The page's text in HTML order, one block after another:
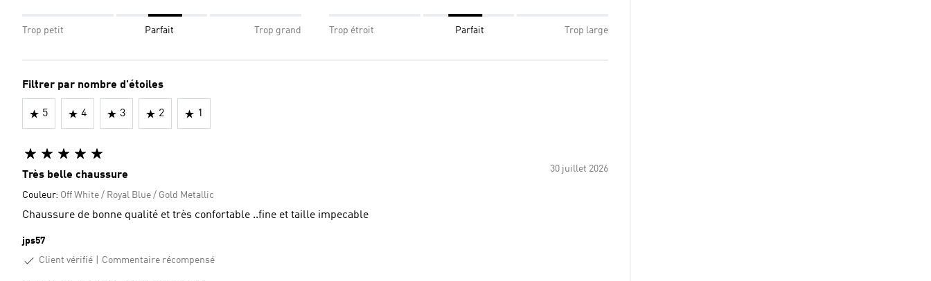
Trop petit Parfait Trop grand Trop étroit Parfait Trop large
Filtrer par nombre d'étoiles
5 4 3 2 1
30 juillet 2026
Très belle chaussure
Couleur: Off White / Royal Blue / Gold Metallic
Chaussure de bonne qualité et très confortable ..fine et taille impecable
jps57
Client vérifié
Commentaire récompensé